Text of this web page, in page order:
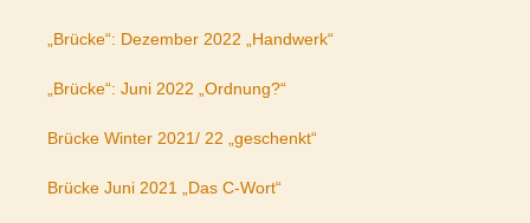
„Brücke“: Dezember 2022 „Handwerk“
„Brücke“: Juni 2022 „Ordnung?“
Brücke Winter 2021/ 22 „geschenkt“
Brücke Juni 2021 „Das C-Wort“